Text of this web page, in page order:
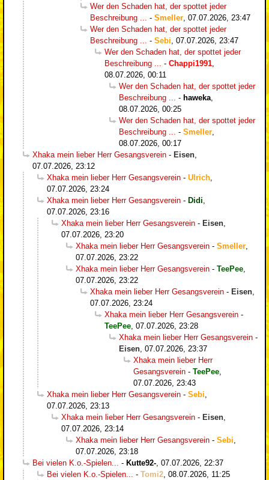
Wer den Schaden hat, der spottet jeder
Beschreibung ...
- Smeller 07.07.2026, 23:47
Wer den Schaden hat, der spottet jeder
Beschreibung ...
- Sebi 07.07.2026, 23:47
Wer den Schaden hat, der spottet jeder
Beschreibung ...
- Chappi1991
08.07.2026, 00:11
Wer den Schaden hat, der spottet jeder
Beschreibung ...
- haweka
08.07.2026, 00:25
Wer den Schaden hat, der spottet jeder
Beschreibung ...
- Smeller
08.07.2026, 00:17
Xhaka mein lieber Herr Gesangsverein - Eisen
07.07.2026, 23:12
Xhaka mein lieber Herr Gesangsverein - Ulrich
07.07.2026, 23:24
Xhaka mein lieber Herr Gesangsverein - Didi
07.07.2026, 23:16
Xhaka mein lieber Herr Gesangsverein - Eisen
07.07.2026, 23:20
Xhaka mein lieber Herr Gesangsverein - Smeller
07.07.2026, 23:22
Xhaka mein lieber Herr Gesangsverein - TeePee
07.07.2026, 23:22
Xhaka mein lieber Herr Gesangsverein - Eisen
07.07.2026, 23:24
Xhaka mein lieber Herr Gesangsverein -
TeePee 07.07.2026, 23:28
Xhaka mein lieber Herr Gesangsverein -
Eisen 07.07.2026, 23:37
Xhaka mein lieber Herr
Gesangsverein - TeePee
07.07.2026, 23:43
Xhaka mein lieber Herr Gesangsverein - Sebi
07.07.2026, 23:13
Xhaka mein lieber Herr Gesangsverein - Eisen
07.07.2026, 23:14
Xhaka mein lieber Herr Gesangsverein - Sebi
07.07.2026, 23:18
Bei vielen K.o.-Spielen...
- Kutte92- 07.07.2026, 22:37
Bei vielen K.o.-Spielen...
- Tomi2 08.07.2026, 11:25